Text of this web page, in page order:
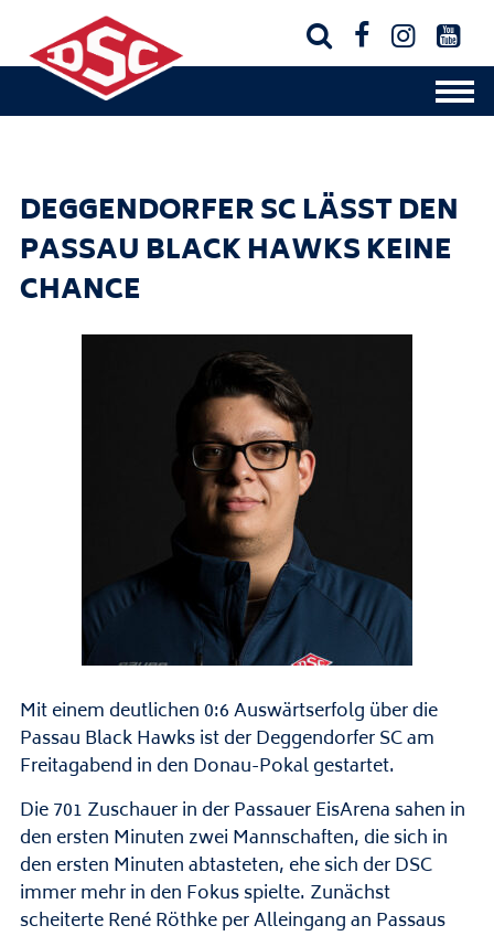
   
DEGGENDORFER SC LÄSST DEN
PASSAU BLACK HAWKS KEINE
CHANCE
Mit einem deutlichen 0:6 Auswärtserfolg über die
Passau Black Hawks ist der Deggendorfer SC am
Freitagabend in den Donau-Pokal gestartet.
Die 701 Zuschauer in der Passauer EisArena sahen in
den ersten Minuten zwei Mannschaften, die sich in
den ersten Minuten abtasteten, ehe sich der DSC
immer mehr in den Fokus spielte. Zunächst
scheiterte René Röthke per Alleingang an Passaus